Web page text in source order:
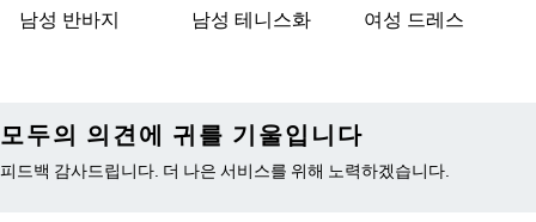
남성 반바지 남성 테니스화 여성 드레스
모두의 의견에 귀를 기울입니다
피드백 감사드립니다. 더 나은 서비스를 위해 노력하겠습니다.